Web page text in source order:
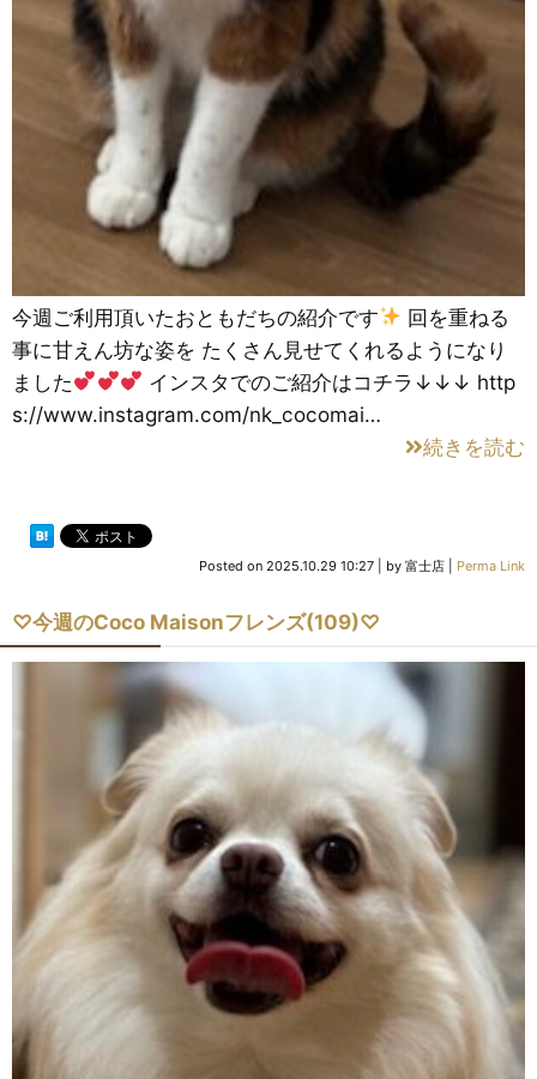
今週ご利用頂いたおともだちの紹介です
回を重ねる
事に甘えん坊な姿を たくさん見せてくれるようになり
ました
インスタでのご紹介はコチラ↓↓↓ http
s://www.instagram.com/nk_cocomai…
続きを読む
Posted on 2025.10.29 10:27 by 富士店 Perma Link
♡今週のCoco Maisonフレンズ(109)♡